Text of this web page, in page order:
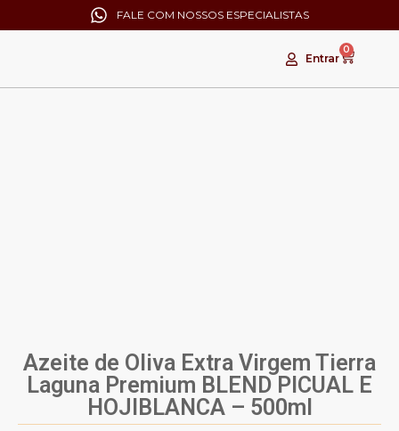
FALE COM NOSSOS ESPECIALISTAS
Entrar
0
Azeite de Oliva Extra Virgem Tierra
Laguna Premium BLEND PICUAL E
HOJIBLANCA – 500ml